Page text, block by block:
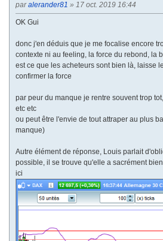
paralerander81 » 17 oct. 2019 16:44
OK Gui
donc j'en déduis que je me focalise encore
contexte ni au feeling, la force du rebond, la
est ce que les acheteurs sont bien là, laisse
confirmer la force
par peur du manque je rentre souvent trop
etc etc
ou peut être l'envie de tout attraper au plus
manque)
Autre élément de réponse, Louis parlait
possible, il se trouve qu'elle a sacrément
ici